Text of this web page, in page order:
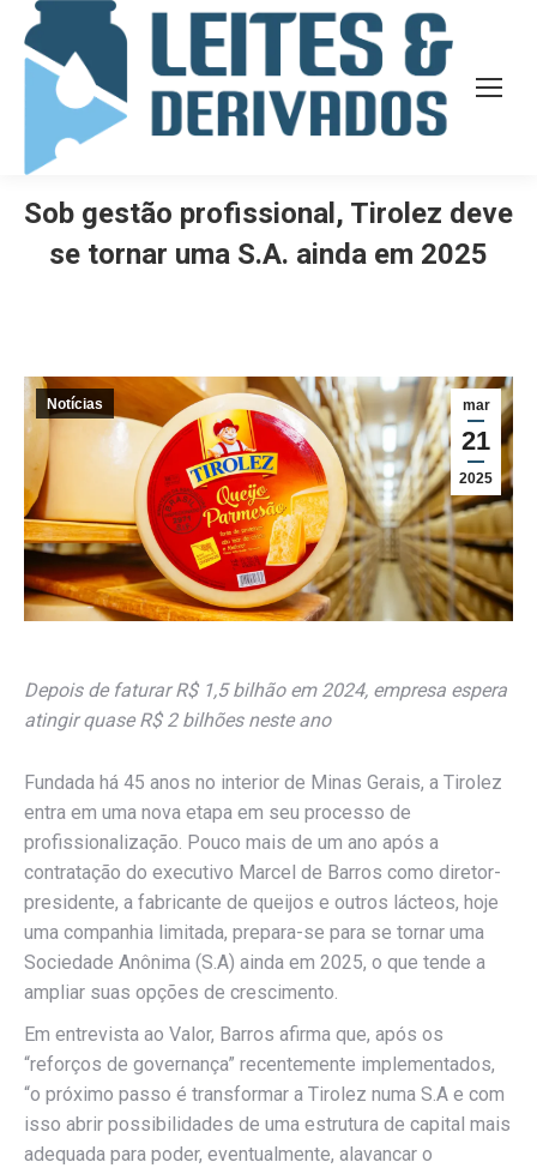
Sob gestão profissional, Tirolez deve
se tornar uma S.A. ainda em 2025
mar
21
2025
Notícias
Depois de faturar R$ 1,5 bilhão em 2024, empresa espera
atingir quase R$ 2 bilhões neste ano
Fundada há 45 anos no interior de Minas Gerais, a Tirolez
entra em uma nova etapa em seu processo de
profissionalização. Pouco mais de um ano após a
contratação do executivo Marcel de Barros como diretor-
presidente, a fabricante de queijos e outros lácteos, hoje
uma companhia limitada, prepara-se para se tornar uma
Sociedade Anônima (S.A) ainda em 2025, o que tende a
ampliar suas opções de crescimento.
Em entrevista ao Valor, Barros afirma que, após os
“reforços de governança” recentemente implementados,
“o próximo passo é transformar a Tirolez numa S.A e com
isso abrir possibilidades de uma estrutura de capital mais
adequada para poder, eventualmente, alavancar o